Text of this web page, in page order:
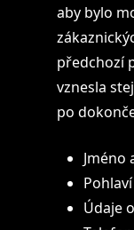
aby bylo
předchozí
vznesla
po
Jméno
Pohlaví
Údaje